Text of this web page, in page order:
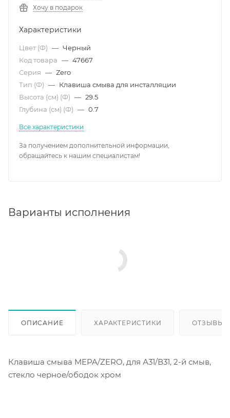
Хочу в подарок
Характеристики
Цвет (Ф) — Черный
Код товара — 47667
Серия — Zero
Тип (Ф) — Клавиша смыва для инсталляции
Высота (см) (Ф) — 29.5
Глубина (см) (Ф) — 0.7
Все характеристики
За получением дополнительной информации,
обращайтесь к нашим специалистам!
Варианты исполнения
ОПИСАНИЕ ХАРАКТЕРИСТИКИ ОТЗЫВЫ
Клавиша смыва MEPA/ZERO, для А31/В31, 2-й смыв,
стекло черное/ободок хром